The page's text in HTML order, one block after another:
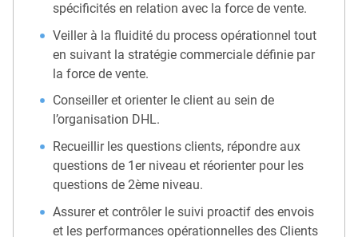
spécificités en relation avec la force de vente.
Veiller à la fluidité du process opérationnel tout
en suivant la stratégie commerciale définie par
la force de vente.
Conseiller et orienter le client au sein de
l’organisation DHL.
Recueillir les questions clients, répondre aux
questions de 1er niveau et réorienter pour les
questions de 2ème niveau.
Assurer et contrôler le suivi proactif des envois
et les performances opérationnelles des Clients